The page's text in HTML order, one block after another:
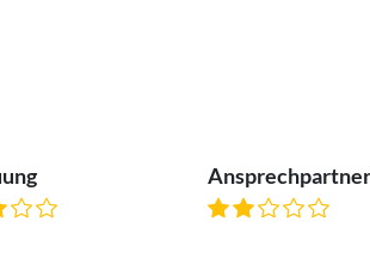
Ansprechpartner